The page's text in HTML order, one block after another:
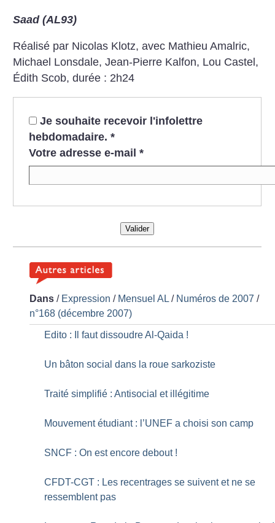
Saad (AL93)
Réalisé par Nicolas Klotz, avec Mathieu Amalric,
Michael Lonsdale, Jean-Pierre Kalfon, Lou Castel,
Édith Scob, durée : 2h24
Je souhaite recevoir l'infolettre
hebdomadaire. *
Votre adresse e-mail *
Valider
Dans / Expression / Mensuel AL / Numéros de 2007 /
n°168 (décembre 2007)
Edito : Il faut dissoudre Al-Qaida !
Un bâton social dans la roue sarkoziste
Traité simplifié : Antisocial et illégitime
Mouvement étudiant : l’UNEF a choisi son camp
SNCF : On est encore debout !
CFDT-CGT : Les recentrages se suivent et ne se
ressemblent pas